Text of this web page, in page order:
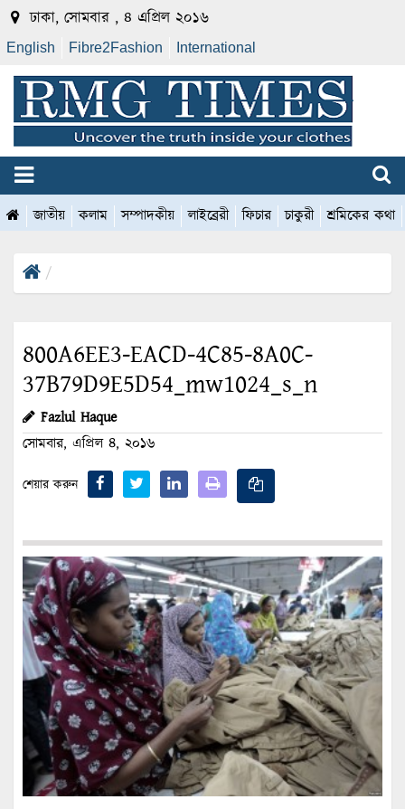
ঢাকা, সোমবার , ৪ এপ্রিল ২০১৬
English Fibre2Fashion International
জাতীয় কলাম সম্পাদকীয় লাইব্রেরী ফিচার চাকুরী শ্রমিকের কথা
800A6EE3-EACD-4C85-8A0C-
37B79D9E5D54_mw1024_s_n
Fazlul Haque
সোমবার, এপ্রিল ৪, ২০১৬
শেয়ার করুন